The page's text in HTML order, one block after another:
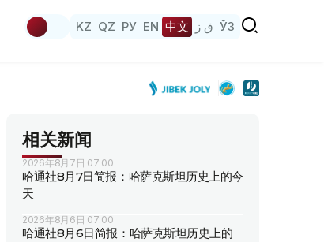
KZ QZ РУ EN 中文 ق ز ЎЗ
相关新闻
2026年8月7日 07:00
哈通社8月7日简报：哈萨克斯坦历史上的今
天
2026年8月6日 07:00
哈通社8月6日简报：哈萨克斯坦历史上的